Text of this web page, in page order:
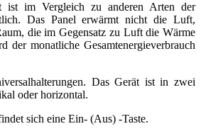
ist im Vergleich zu anderen Arten der
Das Panel erwärmt nicht die Luft,
die im Gegensatz zu Luft die Wärme
der monatliche Gesamtenergieverbrauch
Das Gerät ist in zwei
oder horizontal.
sich eine Ein- (Aus) -Taste.